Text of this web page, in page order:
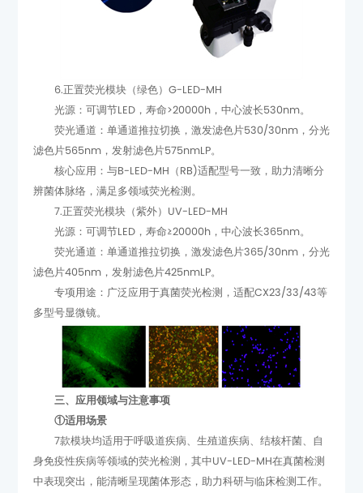
6.正置荧光模块（绿色）G-LED-MH
光源：可调节LED，寿命>20000h，中心波长530nm。
滤色片565nm，发射滤色片575nmLP。
辨菌体脉络，满足多领域荧光检测。
7.正置荧光模块（紫外）UV-LED-MH
光源：可调节LED，寿命≥20000h，中心波长365nm。
滤色片405nm，发射滤色片425nmLP。
多型号显微镜。
三、应用领域与注意事项
①适用场景
中表现突出，能清晰呈现菌体形态，助力科研与临床检测工作。